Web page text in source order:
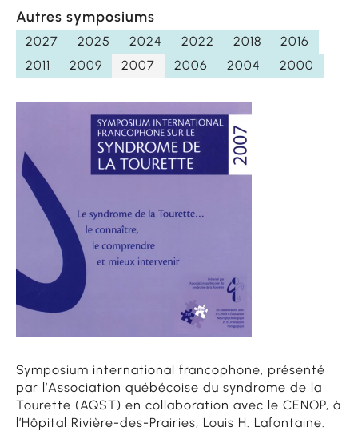
Symposium international francophone, présenté
par l’Association québécoise du syndrome de la
Tourette (AQST) en collaboration avec le CENOP, à
l’Hôpital Rivière-des-Prairies, Louis H. Lafontaine.
Autres symposiums
2027 2025 2024 2022 2018
2016
2011
2009 2007 2006 2004 2000